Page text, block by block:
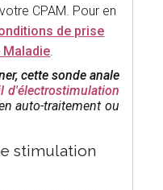
CPAM. Pour en
de prise
Maladie.
cette sonde anale
d'électrostimulation
auto-traitement ou
stimulation